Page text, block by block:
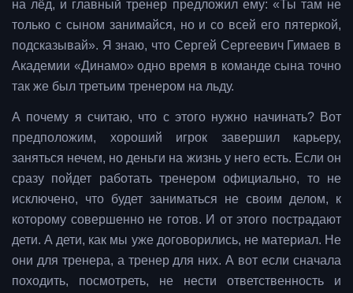
на лёд, и главный тренер предложил ему: «Ты там не
только с сыном занимайся, но и со всей его пятеркой,
подсказывай». Я знаю, что Сергей Сергеевич Гимаев в
Академии «Динамо» одно время в команде сына точно
так же был третьим тренером на льду.
А почему я считаю, что с этого нужно начинать? Вот
предположим, хороший игрок завершил карьеру,
заняться нечем, но деньги на жизнь у него есть. Если он
сразу пойдет работать тренером официально, то не
исключено, что будет заниматься не своим делом, к
которому совершенно не готов. И от этого пострадают
дети. А дети, как мы уже договорились, не материал. Не
они для тренера, а тренер для них. А вот если сначала
походить, посмотреть, не нести ответственность и